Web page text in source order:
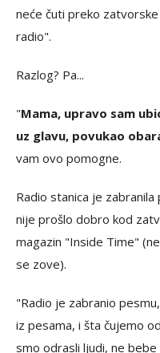
neće čuti preko
radio".
Razlog? Pa...
"Mama, upravo sam
uz glavu, povukao
vam ovo pomogne.
Radio stanica je
nije prošlo dobro kod
magazin "Inside Time"
se zove).
"Radio je zabranio
iz pesama, i šta čujemo
smo odrasli ljudi, ne